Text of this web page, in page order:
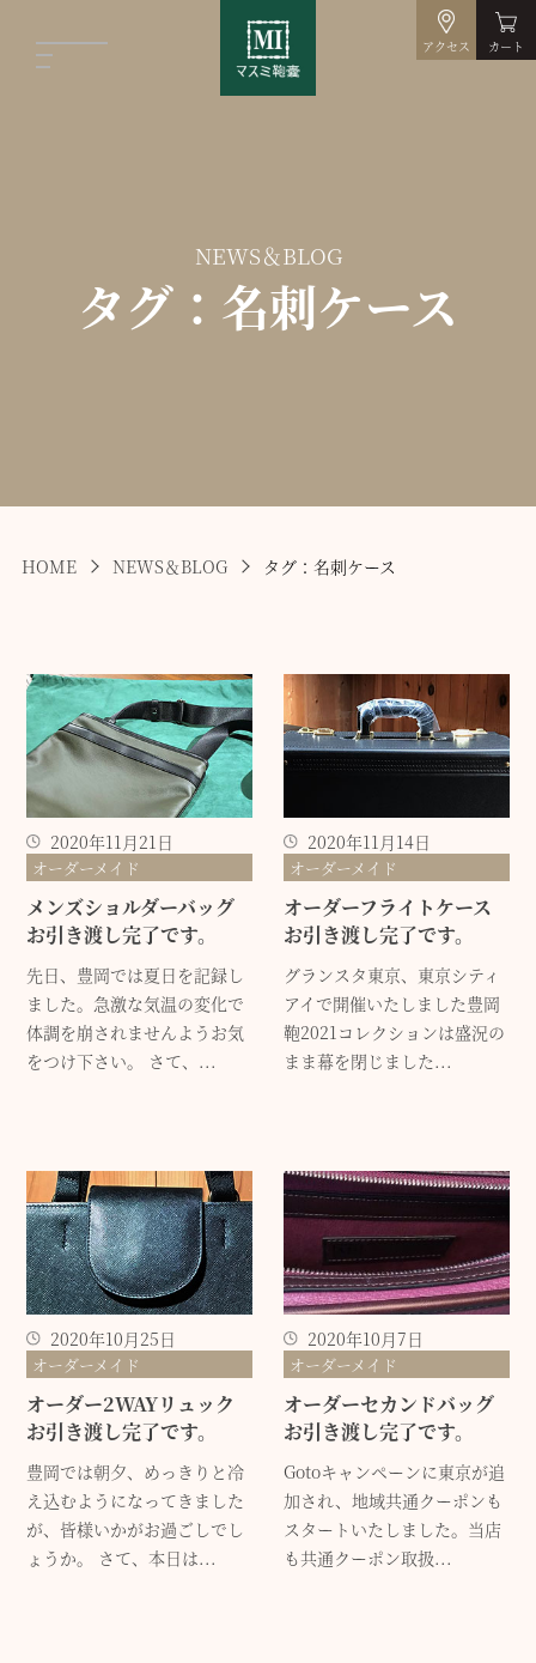
アクセス カート
NEWS＆BLOG
タグ：名刺ケース
HOME NEWS＆BLOG タグ：名刺ケース
2020年11月21日
オーダーメイド
メンズショルダーバッグ
お引き渡し完了です。
先日、豊岡では夏日を記録し
ました。急激な気温の変化で
体調を崩されませんようお気
をつけ下さい。 さて、...
2020年11月14日
オーダーメイド
オーダーフライトケース
お引き渡し完了です。
グランスタ東京、東京シティ
アイで開催いたしました豊岡
鞄2021コレクションは盛況の
まま幕を閉じました...
2020年10月25日
オーダーメイド
オーダー2WAYリュック
お引き渡し完了です。
豊岡では朝夕、めっきりと冷
え込むようになってきました
が、皆様いかがお過ごしでし
ょうか。 さて、本日は...
2020年10月7日
オーダーメイド
オーダーセカンドバッグ
お引き渡し完了です。
Gotoキャンペーンに東京が追
加され、地域共通クーポンも
スタートいたしました。当店
も共通クーポン取扱...